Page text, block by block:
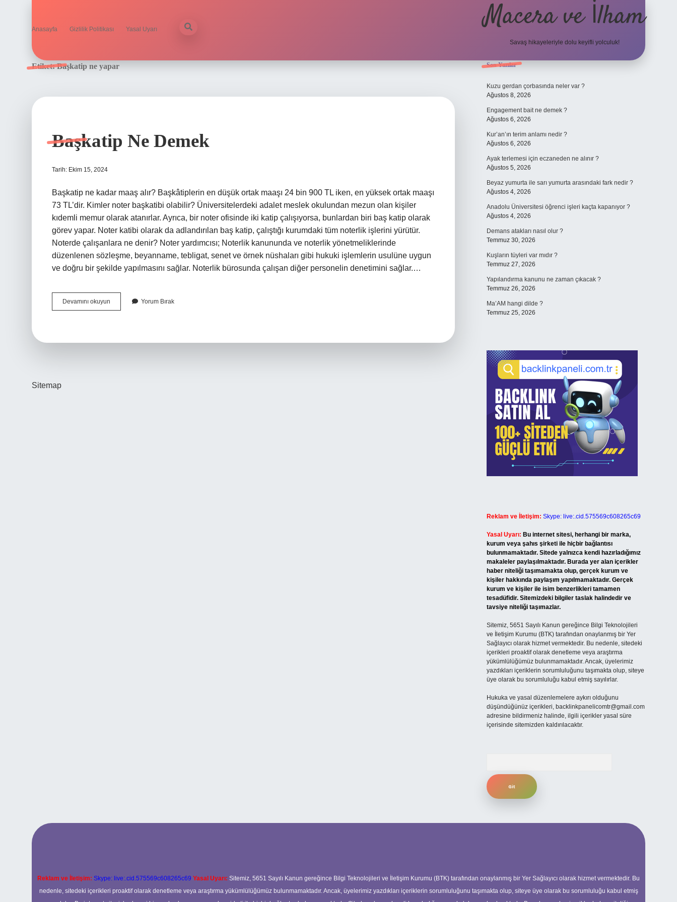
Anasayfa Gizlilik Politikası Yasal Uyarı Macera ve İlham
Savaş hikayeleriyle dolu keyifli yolculuk!
Etiket:Başkatip ne yapar
Başkatip Ne Demek
Tarih: Ekim 15, 2024
Başkatip ne kadar maaş alır? Başkâtiplerin en düşük ortak maaşı 24 bin 900 TL iken, en yüksek ortak maaşı
73 TL’dir. Kimler noter başkatibi olabilir? Üniversitelerdeki adalet meslek okulundan mezun olan kişiler
kıdemli memur olarak atanırlar. Ayrıca, bir noter ofisinde iki katip çalışıyorsa, bunlardan biri baş katip olarak
görev yapar. Noter katibi olarak da adlandırılan baş katip, çalıştığı kurumdaki tüm noterlik işlerini yürütür.
Noterde çalışanlara ne denir? Noter yardımcısı; Noterlik kanununda ve noterlik yönetmeliklerinde
düzenlenen sözleşme, beyanname, tebligat, senet ve örnek nüshaları gibi hukuki işlemlerin usulüne uygun
ve doğru bir şekilde yapılmasını sağlar. Noterlik bürosunda çalışan diğer personelin denetimini sağlar.…
Devamını okuyun Başkatip
Ne
Yorum Bırak
Sitemap
Sidebar
Son Yazılar
Kuzu gerdan çorbasında neler var ?
Ağustos 8, 2026
Engagement bait ne demek ?
Ağustos 6, 2026
Kur’an’ın terim anlamı nedir ?
Ağustos 6, 2026
Ayak terlemesi için eczaneden ne alınır ?
Ağustos 5, 2026
Beyaz yumurta ile sarı yumurta arasındaki fark nedir ?
Ağustos 4, 2026
Anadolu Üniversitesi öğrenci işleri kaçta kapanıyor ?
Ağustos 4, 2026
Demans atakları nasıl olur ?
Temmuz 30, 2026
Kuşların tüyleri var mıdır ?
Temmuz 27, 2026
Yapılandırma kanunu ne zaman çıkacak ?
Temmuz 26, 2026
Ma’AM hangi dilde ?
Temmuz 25, 2026
Reklam ve İletişim: Skype: live:.cid.575569c608265c69
Yasal Uyarı: Bu internet sitesi, herhangi bir marka,
kurum veya şahıs şirketi ile hiçbir bağlantısı
bulunmamaktadır. Sitede yalnızca kendi hazırladığımız
makaleler paylaşılmaktadır. Burada yer alan içerikler
haber niteliği taşımamakta olup, gerçek kurum ve
kişiler hakkında paylaşım yapılmamaktadır. Gerçek
kurum ve kişiler ile isim benzerlikleri tamamen
tesadüfidir. Sitemizdeki bilgiler taslak halindedir ve
tavsiye niteliği taşımazlar.
Sitemiz, 5651 Sayılı Kanun gereğince Bilgi Teknolojileri
ve İletişim Kurumu (BTK) tarafından onaylanmış bir Yer
Sağlayıcı olarak hizmet vermektedir. Bu nedenle, sitedeki
içerikleri proaktif olarak denetleme veya araştırma
yükümlülüğümüz bulunmamaktadır. Ancak, üyelerimiz
yazdıkları içeriklerin sorumluluğunu taşımakta olup, siteye
üye olarak bu sorumluluğu kabul etmiş sayılırlar.
Hukuka ve yasal düzenlemelere aykırı olduğunu
düşündüğünüz içerikleri, backlinkpanelicomtr@gmail.com
adresine bildirmeniz halinde, ilgili içerikler yasal süre
içerisinde sitemizden kaldırılacaktır.
Reklam ve İletişim: Skype: live:.cid.575569c608265c69 Yasal Uyarı: Sitemiz, 5651 Sayılı Kanun gereğince Bilgi Teknolojileri ve İletişim Kurumu (BTK) tarafından onaylanmış bir Yer Sağlayıcı olarak hizmet vermektedir. Bu
nedenle, sitedeki içerikleri proaktif olarak denetleme veya araştırma yükümlülüğümüz bulunmamaktadır. Ancak, üyelerimiz yazdıkları içeriklerin sorumluluğunu taşımakta olup, siteye üye olarak bu sorumluluğu kabul etmiş